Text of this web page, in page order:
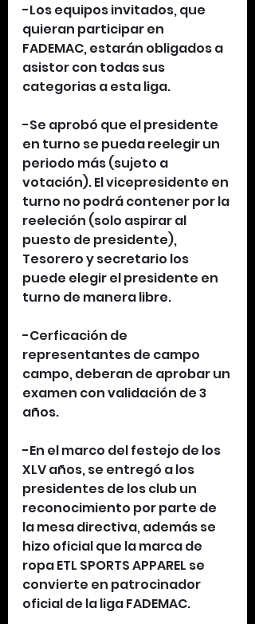
-Los equipos invitados, que
quieran participar en
FADEMAC, estarán obligados a
asistor con todas sus
categorias a esta liga.
-Se aprobó que el presidente
en turno se pueda reelegir un
periodo más (sujeto a
votación). El vicepresidente en
turno no podrá contener por la
reeleción (solo aspirar al
puesto de presidente),
Tesorero y secretario los
puede elegir el presidente en
turno de manera libre.
-Cerficación de
representantes de campo
campo, deberan de aprobar un
examen con validación de 3
años.
-En el marco del festejo de los
XLV años, se entregó a los
presidentes de los club un
reconocimiento por parte de
la mesa directiva, además se
hizo oficial que la marca de
ropa ETL SPORTS APPAREL se
convierte en patrocinador
oficial de la liga FADEMAC.